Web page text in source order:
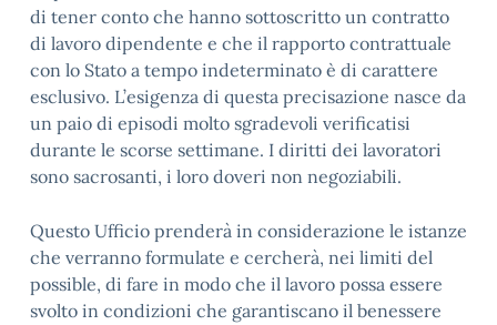
di tener conto che hanno sottoscritto un contratto
di lavoro dipendente e che il rapporto contrattuale
con lo Stato a tempo indeterminato è di carattere
esclusivo. L’esigenza di questa precisazione nasce da
un paio di episodi molto sgradevoli verificatisi
durante le scorse settimane. I diritti dei lavoratori
sono sacrosanti, i loro doveri non negoziabili.
Questo Ufficio prenderà in considerazione le istanze
che verranno formulate e cercherà, nei limiti del
possible, di fare in modo che il lavoro possa essere
svolto in condizioni che garantiscano il benessere